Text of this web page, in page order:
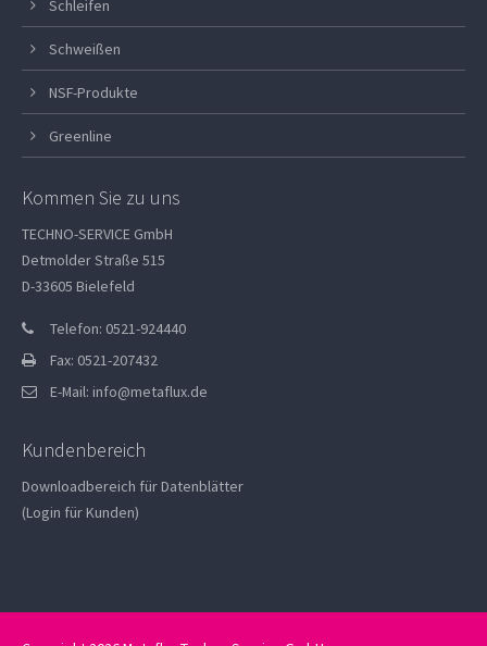
Schleifen
Schweißen
NSF-Produkte
Greenline
Kommen Sie zu uns
TECHNO-SERVICE GmbH
Detmolder Straße 515
D-33605 Bielefeld
Telefon: 0521-924440
Fax: 0521-207432
E-Mail: info@metaflux.de
Kundenbereich
Downloadbereich für Datenblätter
(Login für Kunden)